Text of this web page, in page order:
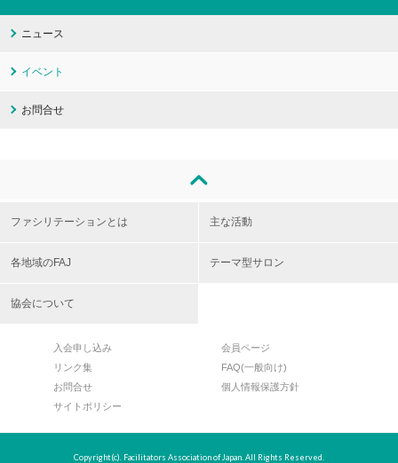
ニュース
イベント
お問合せ
ファシリテーションとは 主な活動
各地域のFAJ テーマ型サロン
協会について
入会申し込み
会員ページ
リンク集
FAQ(一般向け)
お問合せ
個人情報保護方針
サイトポリシー
Copyright(c). Facilitators Association of Japan. All Rights Reserved.